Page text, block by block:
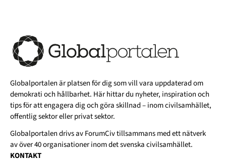
Globalportalen är platsen för dig som vill vara uppdaterad om
demokrati och hållbarhet. Här hittar du nyheter, inspiration och
tips för att engagera dig och göra skillnad – inom civilsamhället,
offentlig sektor eller privat sektor.
Globalportalen drivs avForumCivtillsammans med ett nätverk
av över 40 organisationer inom det svenska civilsamhället.
KONTAKT